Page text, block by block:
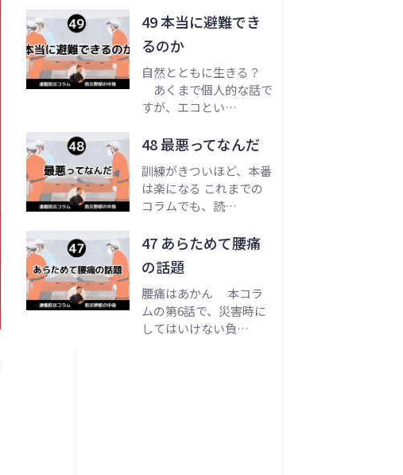
49 本当に避難でき
るのか
自然とともに生きる？
あくまで個人的な話で
すが、エコとい…
48 最悪ってなんだ
訓練がきついほど、本番
は楽になる これまでの
コラムでも、読…
47 あらためて腰痛
の話題
腰痛はあかん 本コラ
ムの第6話で、災害時に
してはいけない負…